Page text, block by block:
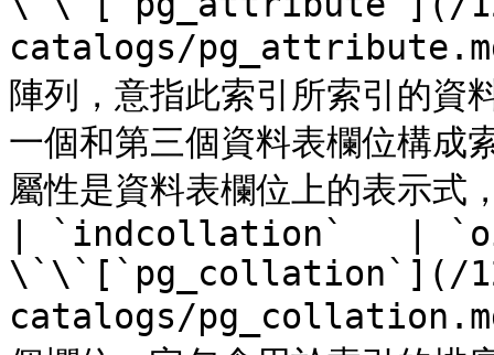
catalogs/
陣列，意指此索引所索引的
一個和第三個資料表欄位構成
屬性是資料表欄位上的表示
| `indcollation`   |
\`\`[`pg_collation`](/
catalogs/